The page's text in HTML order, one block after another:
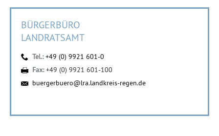
BÜRGERBÜRO
LANDRATSAMT
Tel.:+49 (0) 9921 601-0
Fax:+49 (0) 9921 601-100
buergerbuero@lra.landkreis-regen.de